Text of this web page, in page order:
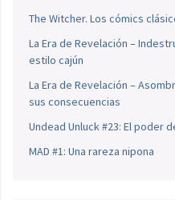
The Witcher. Los cómics
La Era de Revelación –
estilo cajún
La Era de Revelación –
sus consecuencias
Undead Unluck #23: El poder
MAD #1: Una rareza nipona